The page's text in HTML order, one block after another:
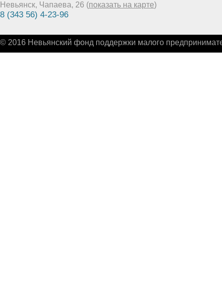
Невьянск, Чапаева, 26 (показать на карте)
8 (343 56) 4-23-96
© 2016 Невьянский фонд поддержки малого